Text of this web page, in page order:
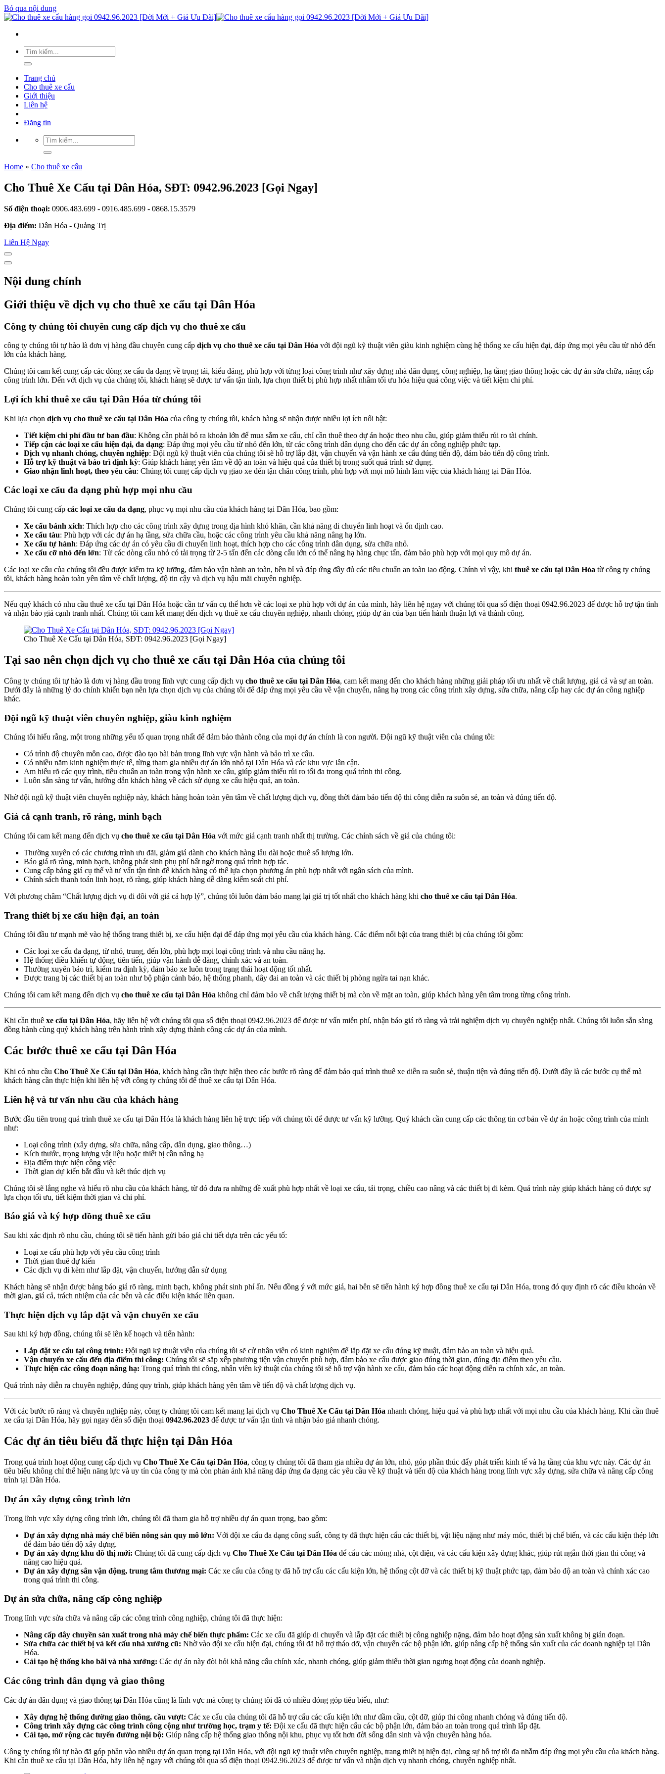
Bỏ qua nội dung
Trang chủ
Cho thuê xe cẩu
Giới thiệu
Liên hệ
Đăng tin
Home » Cho thuê xe cẩu
Cho Thuê Xe Cẩu tại Dân Hóa, SĐT: 0942.96.2023 [Gọi Ngay]
Số điện thoại: 0906.483.699 - 0916.485.699 - 0868.15.3579
Địa điểm: Dân Hóa - Quảng Trị
Liên Hệ Ngay
Nội dung chính
Giới thiệu về dịch vụ cho thuê xe cẩu tại Dân Hóa
Công ty chúng tôi chuyên cung cấp dịch vụ cho thuê xe cẩu
công ty chúng tôi tự hào là đơn vị hàng đầu chuyên cung cấp dịch vụ cho thuê xe cẩu tại Dân Hóa với đội ngũ kỹ thuật viên giàu kinh nghiệm cùng hệ thống xe cẩu hiện đại, đáp ứng mọi yêu cầu từ nhỏ đến
lớn của khách hàng.
Chúng tôi cam kết cung cấp các dòng xe cẩu đa dạng về trọng tải, kiểu dáng, phù hợp với từng loại công trình như xây dựng nhà dân dụng, công nghiệp, hạ tầng giao thông hoặc các dự án sửa chữa, nâng cấp
công trình lớn. Đến với dịch vụ của chúng tôi, khách hàng sẽ được tư vấn tận tình, lựa chọn thiết bị phù hợp nhất nhằm tối ưu hóa hiệu quả công việc và tiết kiệm chi phí.
Lợi ích khi thuê xe cẩu tại Dân Hóa từ chúng tôi
Khi lựa chọn dịch vụ cho thuê xe cẩu tại Dân Hóa của công ty chúng tôi, khách hàng sẽ nhận được nhiều lợi ích nổi bật:
Tiết kiệm chi phí đầu tư ban đầu: Không cần phải bỏ ra khoản lớn để mua sắm xe cẩu, chỉ cần thuê theo dự án hoặc theo nhu cầu, giúp giảm thiểu rủi ro tài chính.
Tiếp cận các loại xe cẩu hiện đại, đa dạng: Đáp ứng mọi yêu cầu từ nhỏ đến lớn, từ các công trình dân dụng cho đến các dự án công nghiệp phức tạp.
Dịch vụ nhanh chóng, chuyên nghiệp: Đội ngũ kỹ thuật viên của chúng tôi sẽ hỗ trợ lắp đặt, vận chuyển và vận hành xe cẩu đúng tiến độ, đảm bảo tiến độ công trình.
Hỗ trợ kỹ thuật và bảo trì định kỳ: Giúp khách hàng yên tâm về độ an toàn và hiệu quả của thiết bị trong suốt quá trình sử dụng.
Giao nhận linh hoạt, theo yêu cầu: Chúng tôi cung cấp dịch vụ giao xe đến tận chân công trình, phù hợp với mọi mô hình làm việc của khách hàng tại Dân Hóa.
Các loại xe cẩu đa dạng phù hợp mọi nhu cầu
Chúng tôi cung cấp các loại xe cẩu đa dạng, phục vụ mọi nhu cầu của khách hàng tại Dân Hóa, bao gồm:
Xe cẩu bánh xích: Thích hợp cho các công trình xây dựng trong địa hình khó khăn, cần khả năng di chuyển linh hoạt và ổn định cao.
Xe cẩu tàu: Phù hợp với các dự án hạ tầng, sửa chữa cầu, hoặc các công trình yêu cầu khả năng nâng hạ lớn.
Xe cẩu tự hành: Đáp ứng các dự án có yêu cầu di chuyển linh hoạt, thích hợp cho các công trình dân dụng, sửa chữa nhỏ.
Xe cẩu cỡ nhỏ đến lớn: Từ các dòng cẩu nhỏ có tải trọng từ 2-5 tấn đến các dòng cẩu lớn có thể nâng hạ hàng chục tấn, đảm bảo phù hợp với mọi quy mô dự án.
Các loại xe cẩu của chúng tôi đều được kiểm tra kỹ lưỡng, đảm bảo vận hành an toàn, bền bỉ và đáp ứng đầy đủ các tiêu chuẩn an toàn lao động. Chính vì vậy, khi thuê xe cẩu tại Dân Hóa từ công ty chúng
tôi, khách hàng hoàn toàn yên tâm về chất lượng, độ tin cậy và dịch vụ hậu mãi chuyên nghiệp.
Nếu quý khách có nhu cầu thuê xe cẩu tại Dân Hóa hoặc cần tư vấn cụ thể hơn về các loại xe phù hợp với dự án của mình, hãy liên hệ ngay với chúng tôi qua số điện thoại 0942.96.2023 để được hỗ trợ tận tình
và nhận báo giá cạnh tranh nhất. Chúng tôi cam kết mang đến dịch vụ thuê xe cẩu chuyên nghiệp, nhanh chóng, giúp dự án của bạn tiến hành thuận lợi và thành công.
Cho Thuê Xe Cẩu tại Dân Hóa, SĐT: 0942.96.2023 [Gọi Ngay]
Tại sao nên chọn dịch vụ cho thuê xe cẩu tại Dân Hóa của chúng tôi
Công ty chúng tôi tự hào là đơn vị hàng đầu trong lĩnh vực cung cấp dịch vụ cho thuê xe cẩu tại Dân Hóa, cam kết mang đến cho khách hàng những giải pháp tối ưu nhất về chất lượng, giá cả và sự an toàn.
Dưới đây là những lý do chính khiến bạn nên lựa chọn dịch vụ của chúng tôi để đáp ứng mọi yêu cầu về vận chuyển, nâng hạ trong các công trình xây dựng, sửa chữa, nâng cấp hay các dự án công nghiệp
khác.
Đội ngũ kỹ thuật viên chuyên nghiệp, giàu kinh nghiệm
Chúng tôi hiểu rằng, một trong những yếu tố quan trọng nhất để đảm bảo thành công của mọi dự án chính là con người. Đội ngũ kỹ thuật viên của chúng tôi:
Có trình độ chuyên môn cao, được đào tạo bài bản trong lĩnh vực vận hành và bảo trì xe cẩu.
Có nhiều năm kinh nghiệm thực tế, từng tham gia nhiều dự án lớn nhỏ tại Dân Hóa và các khu vực lân cận.
Am hiểu rõ các quy trình, tiêu chuẩn an toàn trong vận hành xe cẩu, giúp giảm thiểu rủi ro tối đa trong quá trình thi công.
Luôn sẵn sàng tư vấn, hướng dẫn khách hàng về cách sử dụng xe cẩu hiệu quả, an toàn.
Nhờ đội ngũ kỹ thuật viên chuyên nghiệp này, khách hàng hoàn toàn yên tâm về chất lượng dịch vụ, đồng thời đảm bảo tiến độ thi công diễn ra suôn sẻ, an toàn và đúng tiến độ.
Giá cả cạnh tranh, rõ ràng, minh bạch
Chúng tôi cam kết mang đến dịch vụ cho thuê xe cẩu tại Dân Hóa với mức giá cạnh tranh nhất thị trường. Các chính sách về giá của chúng tôi:
Thường xuyên có các chương trình ưu đãi, giảm giá dành cho khách hàng lâu dài hoặc thuê số lượng lớn.
Báo giá rõ ràng, minh bạch, không phát sinh phụ phí bất ngờ trong quá trình hợp tác.
Cung cấp bảng giá cụ thể và tư vấn tận tình để khách hàng có thể lựa chọn phương án phù hợp nhất với ngân sách của mình.
Chính sách thanh toán linh hoạt, rõ ràng, giúp khách hàng dễ dàng kiểm soát chi phí.
Với phương châm “Chất lượng dịch vụ đi đôi với giá cả hợp lý”, chúng tôi luôn đảm bảo mang lại giá trị tốt nhất cho khách hàng khi cho thuê xe cẩu tại Dân Hóa.
Trang thiết bị xe cẩu hiện đại, an toàn
Chúng tôi đầu tư mạnh mẽ vào hệ thống trang thiết bị, xe cẩu hiện đại để đáp ứng mọi yêu cầu của khách hàng. Các điểm nổi bật của trang thiết bị của chúng tôi gồm:
Các loại xe cẩu đa dạng, từ nhỏ, trung, đến lớn, phù hợp mọi loại công trình và nhu cầu nâng hạ.
Hệ thống điều khiển tự động, tiên tiến, giúp vận hành dễ dàng, chính xác và an toàn.
Thường xuyên bảo trì, kiểm tra định kỳ, đảm bảo xe luôn trong trạng thái hoạt động tốt nhất.
Được trang bị các thiết bị an toàn như bộ phận cảnh báo, hệ thống phanh, dây đai an toàn và các thiết bị phòng ngừa tai nạn khác.
Chúng tôi cam kết mang đến dịch vụ cho thuê xe cẩu tại Dân Hóa không chỉ đảm bảo về chất lượng thiết bị mà còn về mặt an toàn, giúp khách hàng yên tâm trong từng công trình.
Khi cần thuê xe cẩu tại Dân Hóa, hãy liên hệ với chúng tôi qua số điện thoại 0942.96.2023 để được tư vấn miễn phí, nhận báo giá rõ ràng và trải nghiệm dịch vụ chuyên nghiệp nhất. Chúng tôi luôn sẵn sàng
đồng hành cùng quý khách hàng trên hành trình xây dựng thành công các dự án của mình.
Các bước thuê xe cẩu tại Dân Hóa
Khi có nhu cầu Cho Thuê Xe Cẩu tại Dân Hóa, khách hàng cần thực hiện theo các bước rõ ràng để đảm bảo quá trình thuê xe diễn ra suôn sẻ, thuận tiện và đúng tiến độ. Dưới đây là các bước cụ thể mà
khách hàng cần thực hiện khi liên hệ với công ty chúng tôi để thuê xe cẩu tại Dân Hóa.
Liên hệ và tư vấn nhu cầu của khách hàng
Bước đầu tiên trong quá trình thuê xe cẩu tại Dân Hóa là khách hàng liên hệ trực tiếp với chúng tôi để được tư vấn kỹ lưỡng. Quý khách cần cung cấp các thông tin cơ bản về dự án hoặc công trình của mình
như:
Loại công trình (xây dựng, sửa chữa, nâng cấp, dân dụng, giao thông…)
Kích thước, trọng lượng vật liệu hoặc thiết bị cần nâng hạ
Địa điểm thực hiện công việc
Thời gian dự kiến bắt đầu và kết thúc dịch vụ
Chúng tôi sẽ lắng nghe và hiểu rõ nhu cầu của khách hàng, từ đó đưa ra những đề xuất phù hợp nhất về loại xe cẩu, tải trọng, chiều cao nâng và các thiết bị đi kèm. Quá trình này giúp khách hàng có được sự
lựa chọn tối ưu, tiết kiệm thời gian và chi phí.
Báo giá và ký hợp đồng thuê xe cẩu
Sau khi xác định rõ nhu cầu, chúng tôi sẽ tiến hành gửi báo giá chi tiết dựa trên các yếu tố:
Loại xe cẩu phù hợp với yêu cầu công trình
Thời gian thuê dự kiến
Các dịch vụ đi kèm như lắp đặt, vận chuyển, hướng dẫn sử dụng
Khách hàng sẽ nhận được bảng báo giá rõ ràng, minh bạch, không phát sinh phí ẩn. Nếu đồng ý với mức giá, hai bên sẽ tiến hành ký hợp đồng thuê xe cẩu tại Dân Hóa, trong đó quy định rõ các điều khoản về
thời gian, giá cả, trách nhiệm của các bên và các điều kiện khác liên quan.
Thực hiện dịch vụ lắp đặt và vận chuyển xe cẩu
Sau khi ký hợp đồng, chúng tôi sẽ lên kế hoạch và tiến hành:
Lắp đặt xe cẩu tại công trình: Đội ngũ kỹ thuật viên của chúng tôi sẽ cử nhân viên có kinh nghiệm để lắp đặt xe cẩu đúng kỹ thuật, đảm bảo an toàn và hiệu quả.
Vận chuyển xe cẩu đến địa điểm thi công: Chúng tôi sẽ sắp xếp phương tiện vận chuyển phù hợp, đảm bảo xe cẩu được giao đúng thời gian, đúng địa điểm theo yêu cầu.
Thực hiện các công đoạn nâng hạ: Trong quá trình thi công, nhân viên kỹ thuật của chúng tôi sẽ hỗ trợ vận hành xe cẩu, đảm bảo các hoạt động diễn ra chính xác, an toàn.
Quá trình này diễn ra chuyên nghiệp, đúng quy trình, giúp khách hàng yên tâm về tiến độ và chất lượng dịch vụ.
Với các bước rõ ràng và chuyên nghiệp này, công ty chúng tôi cam kết mang lại dịch vụ Cho Thuê Xe Cẩu tại Dân Hóa nhanh chóng, hiệu quả và phù hợp nhất với mọi nhu cầu của khách hàng. Khi cần thuê
xe cẩu tại Dân Hóa, hãy gọi ngay đến số điện thoại 0942.96.2023 để được tư vấn tận tình và nhận báo giá nhanh chóng.
Các dự án tiêu biểu đã thực hiện tại Dân Hóa
Trong quá trình hoạt động cung cấp dịch vụ Cho Thuê Xe Cẩu tại Dân Hóa, công ty chúng tôi đã tham gia nhiều dự án lớn, nhỏ, góp phần thúc đẩy phát triển kinh tế và hạ tầng của khu vực này. Các dự án
tiêu biểu không chỉ thể hiện năng lực và uy tín của công ty mà còn phản ánh khả năng đáp ứng đa dạng các yêu cầu về kỹ thuật và tiến độ của khách hàng trong lĩnh vực xây dựng, sửa chữa và nâng cấp công
trình tại Dân Hóa.
Dự án xây dựng công trình lớn
Trong lĩnh vực xây dựng công trình lớn, chúng tôi đã tham gia hỗ trợ nhiều dự án quan trọng, bao gồm:
Dự án xây dựng nhà máy chế biến nông sản quy mô lớn: Với đội xe cẩu đa dạng công suất, công ty đã thực hiện cẩu các thiết bị, vật liệu nặng như máy móc, thiết bị chế biến, và các cấu kiện thép lớn
để đảm bảo tiến độ xây dựng.
Dự án xây dựng khu đô thị mới: Chúng tôi đã cung cấp dịch vụ Cho Thuê Xe Cẩu tại Dân Hóa để cẩu các móng nhà, cột điện, và các cấu kiện xây dựng khác, giúp rút ngắn thời gian thi công và
nâng cao hiệu quả.
Dự án xây dựng sân vận động, trung tâm thương mại: Các xe cẩu của công ty đã hỗ trợ cẩu các cấu kiện lớn, hệ thống cột đỡ và các thiết bị kỹ thuật phức tạp, đảm bảo độ an toàn và chính xác cao
trong quá trình thi công.
Dự án sửa chữa, nâng cấp công nghiệp
Trong lĩnh vực sửa chữa và nâng cấp các công trình công nghiệp, chúng tôi đã thực hiện:
Nâng cấp dây chuyền sản xuất trong nhà máy chế biến thực phẩm: Các xe cẩu đã giúp di chuyển và lắp đặt các thiết bị công nghiệp nặng, đảm bảo hoạt động sản xuất không bị gián đoạn.
Sửa chữa các thiết bị và kết cấu nhà xưởng cũ: Nhờ vào đội xe cẩu hiện đại, chúng tôi đã hỗ trợ tháo dỡ, vận chuyển các bộ phận lớn, giúp nâng cấp hệ thống sản xuất của các doanh nghiệp tại Dân
Hóa.
Cải tạo hệ thống kho bãi và nhà xưởng: Các dự án này đòi hỏi khả năng cẩu chính xác, nhanh chóng, giúp giảm thiểu thời gian ngưng hoạt động của doanh nghiệp.
Các công trình dân dụng và giao thông
Các dự án dân dụng và giao thông tại Dân Hóa cũng là lĩnh vực mà công ty chúng tôi đã có nhiều đóng góp tiêu biểu, như:
Xây dựng hệ thống đường giao thông, cầu vượt: Các xe cẩu của chúng tôi đã hỗ trợ cẩu các cấu kiện lớn như dầm cầu, cột đỡ, giúp thi công nhanh chóng và đúng tiến độ.
Công trình xây dựng các công trình công cộng như trường học, trạm y tế: Đội xe cẩu đã thực hiện cẩu các bộ phận lớn, đảm bảo an toàn trong quá trình lắp đặt.
Cải tạo, mở rộng các tuyến đường nội bộ: Giúp nâng cấp hệ thống giao thông nội khu, phục vụ tốt hơn đời sống dân sinh và vận chuyển hàng hóa.
Công ty chúng tôi tự hào đã góp phần vào nhiều dự án quan trọng tại Dân Hóa, với đội ngũ kỹ thuật viên chuyên nghiệp, trang thiết bị hiện đại, cùng sự hỗ trợ tối đa nhằm đáp ứng mọi yêu cầu của khách hàng.
Khi cần thuê xe cẩu tại Dân Hóa, hãy liên hệ ngay với chúng tôi qua số điện thoại 0942.96.2023 để được tư vấn và nhận dịch vụ nhanh chóng, chuyên nghiệp nhất.